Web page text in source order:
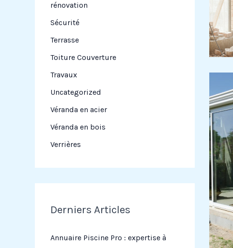
rénovation
Sécurité
Terrasse
Toiture Couverture
Travaux
Uncategorized
Véranda en acier
Véranda en bois
Verrières
Derniers Articles
Annuaire Piscine Pro : expertise à